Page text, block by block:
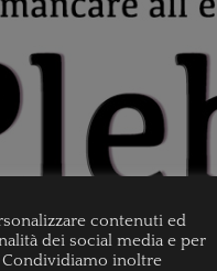
contenuti ed
dei social media e per
inoltre